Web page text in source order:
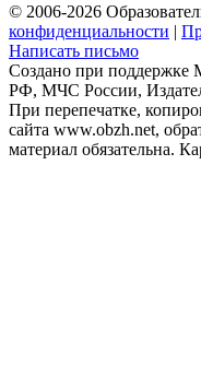
© 2006-2026
конфиденциальности |
Написать письмо
Создано при поддержке
РФ, МЧС России,
При перепечатке,
сайта www.obzh.net,
материал обязательна.